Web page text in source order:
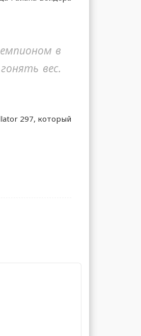
в
вес.
297, который